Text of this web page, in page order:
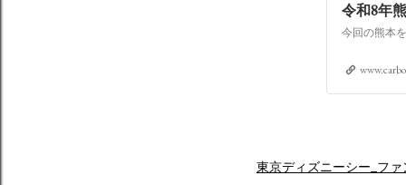
令和8年
東京ディズニーシー_フ